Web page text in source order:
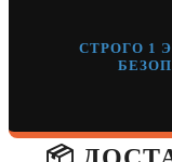
СТРОГО 1